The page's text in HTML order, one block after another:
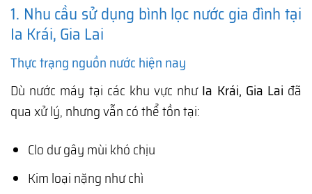
1. Nhu cầu sử dụng bình lọc nước gia đình tại
Ia Krái, Gia Lai
Thực trạng nguồn nước hiện nay
Dù nước máy tại các khu vực như Ia Krái, Gia Lai đã
qua xử lý, nhưng vẫn có thể tồn tại:
Clo dư gây mùi khó chịu
Kim loại nặng như chì